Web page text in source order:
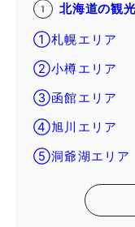
北海道の観
①札幌エリア
②小樽エリア
③函館エリア
④旭川エリア
⑤洞爺湖エリア